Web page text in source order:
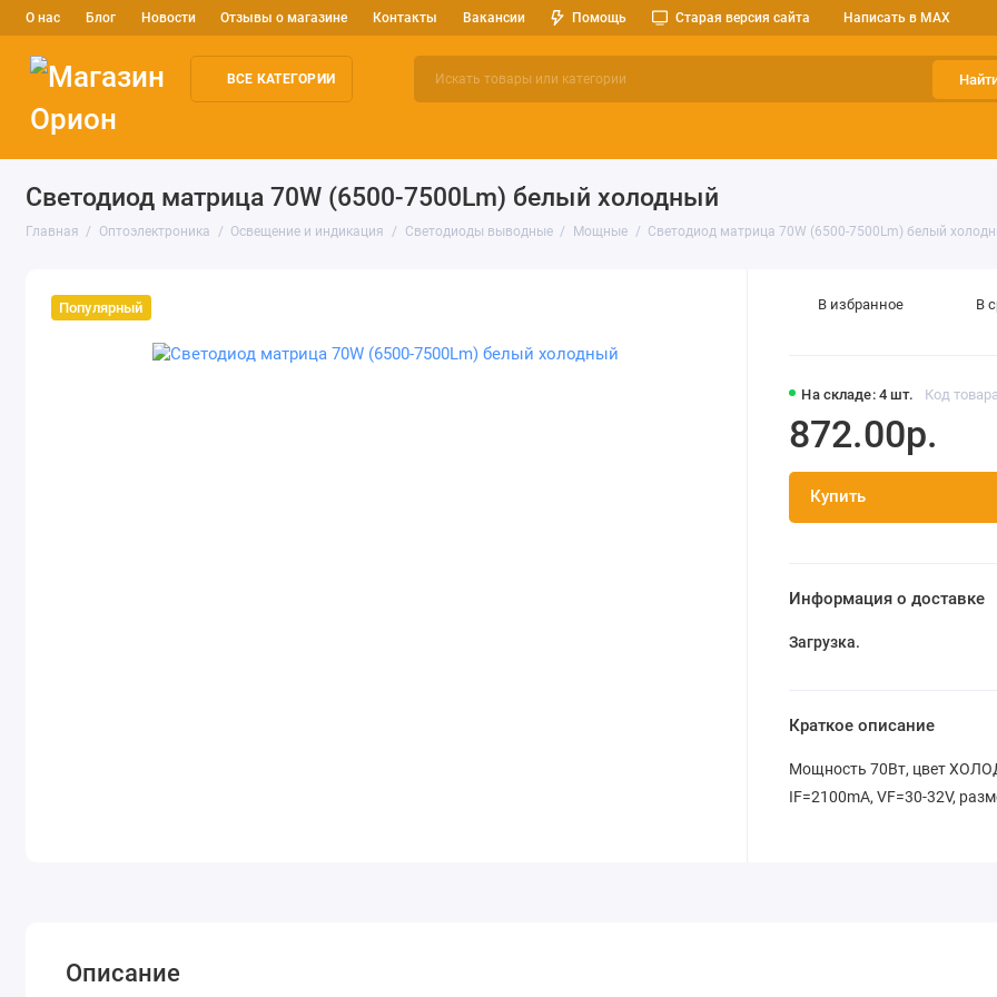
О нас Блог Новости Отзывы о магазине Контакты Вакансии Помощь Старая версия сайта Написать в MAX
ВСЕ КАТЕГОРИИ
Электронные компоненты
Светодиод матрица 70W (6500-7500Lm) белый холодный
Главная Оптоэлектроника Освещение и индикация Светодиоды выводные Мощные Светодиод матрица 70W (6500-7500Lm) белый
Популярный
На складе: 4 шт. Код
872.00р.
Купить
В избранное В
Информация о доставке
Загрузка...
Краткое описание
Мощность 70Вт, цвет
IF=2100mA, VF=30-32V,
Описание